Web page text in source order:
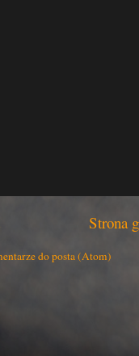
Strona
do posta (Atom)